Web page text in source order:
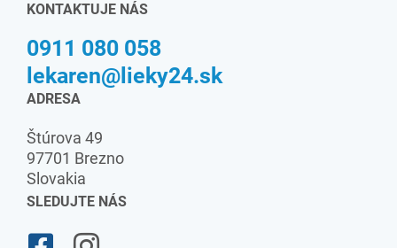
KONTAKTUJE NÁS
0911 080 058
lekaren@lieky24.sk
ADRESA
Štúrova 49
97701 Brezno
Slovakia
SLEDUJTE NÁS